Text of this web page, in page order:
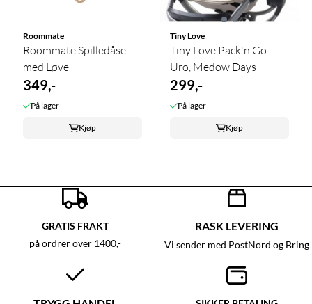
Roommate
Roommate Spilledåse
med Løve
349,-
På lager
Kjøp
Tiny Love
Tiny Love Pack'n Go
Uro, Medow Days
299,-
På lager
Kjøp
GRATIS FRAKT
på ordrer over 1400,-
RASK LEVERING
Vi sender med PostNord og Bring